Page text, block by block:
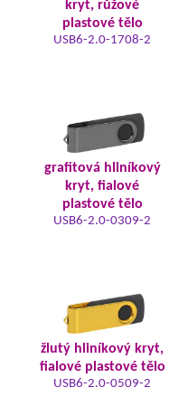
kryt, růžové
plastové tělo
USB6-2.0-1708-2
grafitová hliníkový
kryt, fialové
plastové tělo
USB6-2.0-0309-2
žlutý hliníkový kryt,
fialové plastové tělo
USB6-2.0-0509-2